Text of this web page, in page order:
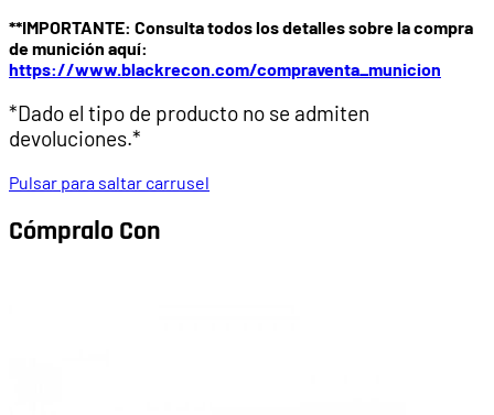
**IMPORTANTE: Consulta todos los detalles sobre la compra
de munición aquí:
https://www.blackrecon.com/compraventa_municion
*Dado el tipo de producto no se admiten
devoluciones.*
Pulsar para saltar carrusel
Cómpralo Con